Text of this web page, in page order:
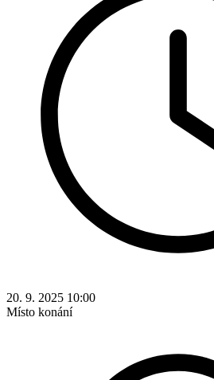
20. 9. 2025 10:00
Místo konání